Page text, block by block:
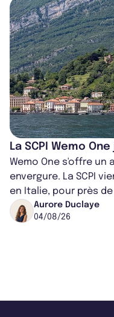
La SCPI Wemo
Wemo One s'offre
envergure. La SCPI
en Italie, pour près
montant qui fait
Aurore Duclaye
04/08/26